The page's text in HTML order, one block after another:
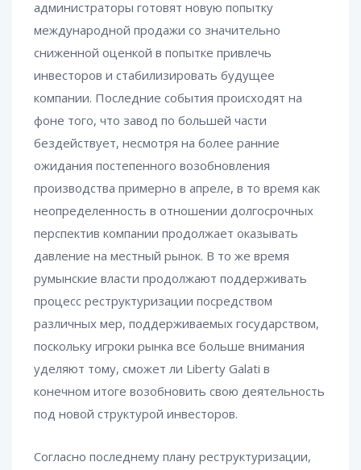
администраторы готовят новую попытку
международной продажи со значительно
сниженной оценкой в попытке привлечь
инвесторов и стабилизировать будущее
компании. Последние события происходят на
фоне того, что завод по большей части
бездействует, несмотря на более ранние
ожидания постепенного возобновления
производства примерно в апреле, в то время как
неопределенность в отношении долгосрочных
перспектив компании продолжает оказывать
давление на местный рынок. В то же время
румынские власти продолжают поддерживать
процесс реструктуризации посредством
различных мер, поддерживаемых государством,
поскольку игроки рынка все больше внимания
уделяют тому, сможет ли Liberty Galati в
конечном итоге возобновить свою деятельность
под новой структурой инвесторов.
Согласно последнему плану реструктуризации,